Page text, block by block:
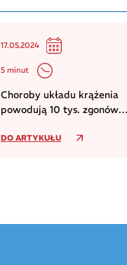
17.05.2024
5 minut
Choroby układu krążenia
powodują 10 tys. zgonów
WHO
DO ARTYKUŁU